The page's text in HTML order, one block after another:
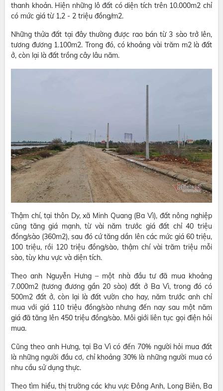
thanh khoản. Hiện những lô đất có diện tích trên 10.000m2 chỉ
có mức giá từ 1,2 - 2 triệu đồng/m2.
Những thửa đất tại đây thường được rao bán từ 3 sào trở lên,
tương đương 1.100m2. Trong đó, có khoảng vài trăm m2 là đất
ở, còn lại là đất trồng cây lâu năm.
Thậm chí, tại thôn Dy, xã Minh Quang (Ba Vì), đất nông nghiệp
cũng tăng giá mạnh, từ vài năm trước giá đất chỉ 40 triệu
đồng/sào (360m2), sau đó cứ tăng dần lên các mức giá 60 triệu,
100 triệu, rồi 120 triệu đồng/sào, thậm chí vài trăm triệu mỗi
sào, tùy khu vực và diện tích.
Theo anh Nguyễn Hưng – một nhà đầu tư đã mua khoảng
7.000m2 (tương đương gần 20 sào) đất ở Ba Vì, trong đó có
500m2 đất ở, còn lại là đất vườn cho hay, năm trước anh chỉ
mua với giá 110 triệu đồng/sào nhưng đến nay sau một năm
giá đã tăng lên 450 triệu đồng/sào. Môi giới liên tục gọi điện hỏi
mua.
Cũng theo anh Hưng, tại Ba Vì có đến 70% người hỏi mua đất
là những người đầu cơ, chỉ khoảng 30% là những người mua có
nhu cầu sử dụng thực.
Theo tìm hiểu, thị trường các khu vực Đông Anh, Long Biên, Ba